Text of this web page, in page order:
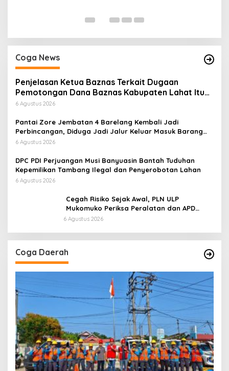
Coga News
Penjelasan Ketua Baznas Terkait Dugaan
Pemotongan Dana Baznas Kabupaten Lahat Itu
Tidak Benar
6 Agustus 2026
Pantai Zore Jembatan 4 Barelang Kembali Jadi
Perbincangan, Diduga Jadi Jalur Keluar Masuk Barang
Tanpa Dokumen Kepabeanan, Nama Berinisial WL
di Kawasan Pesisir
6 Agustus 2026
DPC PDI Perjuangan Musi Banyuasin Bantah Tuduhan
Kepemilikan Tambang Ilegal dan Penyerobotan Lahan
6 Agustus 2026
Cegah Risiko Sejak Awal, PLN ULP
Mukomuko Periksa Peralatan dan APD
Petugas secara Rutin
6 Agustus 2026
Coga Daerah